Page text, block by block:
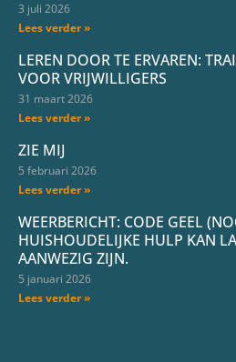
3 juli 2026
Lees verder »
LEREN DOOR TE ERVAREN:
VOOR VRIJWILLIGERS
31 maart 2026
Lees verder »
ZIE MIJ
5 februari 2026
Lees verder »
WEERBERICHT: CODE GEEL
HUISHOUDELIJKE HULP KAN
AANWEZIG ZIJN.
5 januari 2026
Lees verder »